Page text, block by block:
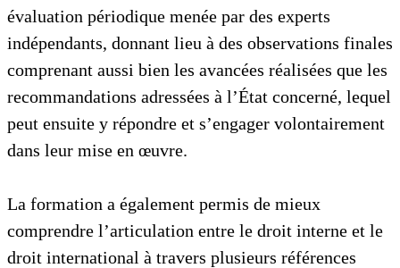
évaluation périodique menée par des experts
indépendants, donnant lieu à des observations finales
comprenant aussi bien les avancées réalisées que les
recommandations adressées à l’État concerné, lequel
peut ensuite y répondre et s’engager volontairement
dans leur mise en œuvre.
La formation a également permis de mieux
comprendre l’articulation entre le droit interne et le
droit international à travers plusieurs références